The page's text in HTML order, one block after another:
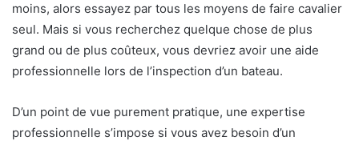
moins, alors essayez par tous les moyens de faire cavalier
seul. Mais si vous recherchez quelque chose de plus
grand ou de plus coûteux, vous devriez avoir une aide
professionnelle lors de l’inspection d’un bateau.
D’un point de vue purement pratique, une expertise
professionnelle s’impose si vous avez besoin d’un